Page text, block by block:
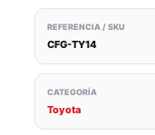
REFERENCIA / SKU
CFG-TY14
CATEGORÍA
Toyota